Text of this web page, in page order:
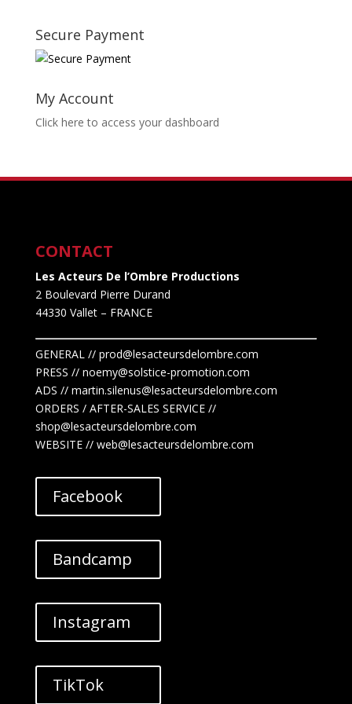
Secure Payment
My Account
Click here to access your dashboard
CONTACT
Les Acteurs De l’Ombre Productions
2 Boulevard Pierre Durand
44330 Vallet– FRANCE
GENERAL // prod@lesacteursdelombre.com
PRESS // noemy@solstice-promotion.com
ADS // martin.silenus@lesacteursdelombre.com
ORDERS / AFTER-SALES SERVICE //
shop@lesacteursdelombre.com
WEBSITE // web@lesacteursdelombre.com
Facebook
Bandcamp
Instagram
TikTok